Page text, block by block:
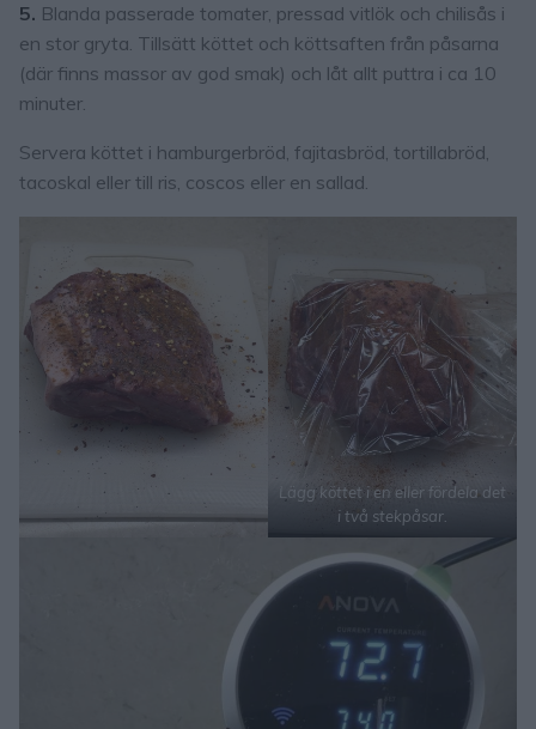
5. Blanda passerade tomater, pressad vitlök och chilisås i
en stor gryta. Tillsätt köttet och köttsaften från påsarna
(där finns massor av god smak) och låt allt puttra i ca 10
minuter.
Servera köttet i hamburgerbröd, fajitasbröd, tortillabröd,
tacoskal eller till ris, coscos eller en sallad.
Lägg köttet i en eller fördela det
i två stekpåsar.